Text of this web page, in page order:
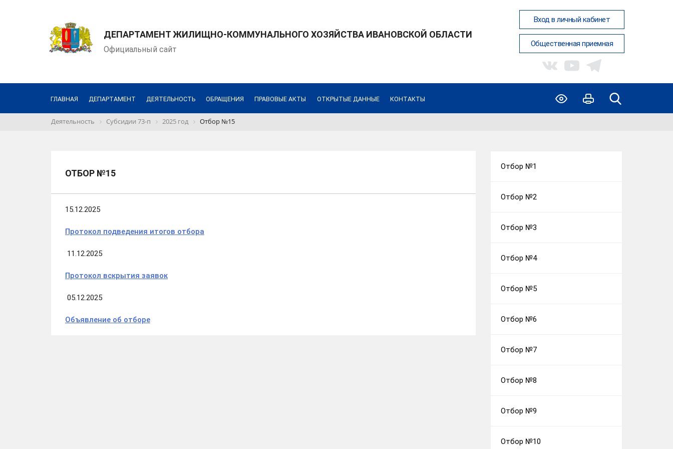
ДЕПАРТАМЕНТ ЖИЛИЩНО-КОММУНАЛЬНОГО ХОЗЯЙСТВА ИВАНОВСКОЙ ОБЛАСТИ
Официальный сайт
Вход в личный кабинет
Общественная приемная
ГЛАВНАЯ ДЕПАРТАМЕНТ ДЕЯТЕЛЬНОСТЬ ОБРАЩЕНИЯ ПРАВОВЫЕ АКТЫ ОТКРЫТЫЕ ДАННЫЕ КОНТАКТЫ
Деятельность Субсидии 73-п 2025 год Отбор №15
ОТБОР №15
15.12.2025
Протокол подведения итогов отбора
11.12.2025
Протокол вскрытия заявок
05.12.2025
Объявление об отборе
Отбор №1
Отбор №2
Отбор №3
Отбор №4
Отбор №5
Отбор №6
Отбор №7
Отбор №8
Отбор №9
Отбор №10